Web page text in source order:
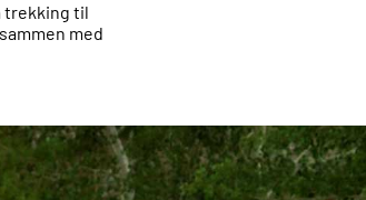
trekking til
med